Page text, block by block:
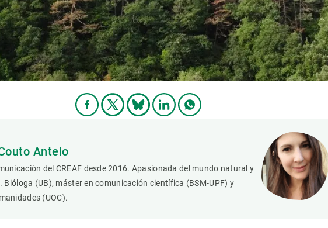
Antelo
del CREAF desde 2016. Apasionada del mundo natural y
Bióloga (UB), máster en comunicación científica (BSM-UPF) y
(UOC).